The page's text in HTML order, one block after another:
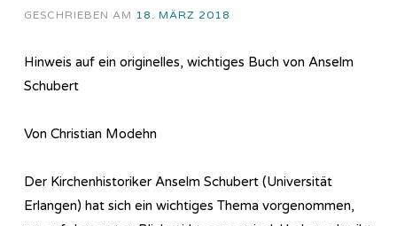
GESCHRIEBEN AM 18. MÄRZ 2018
Hinweis auf ein originelles, wichtiges Buch von Anselm
Schubert
Von Christian Modehn
Der Kirchenhistoriker Anselm Schubert (Universität
Erlangen) hat sich ein wichtiges Thema vorgenommen,